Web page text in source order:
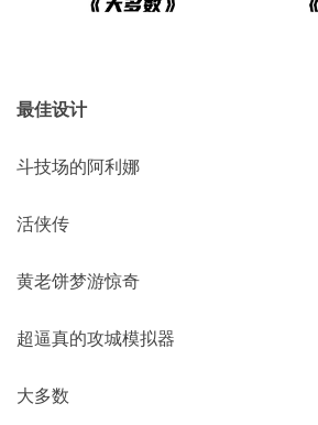
最佳设计
斗技场的阿利娜
活侠传
黄老饼梦游惊奇
超逼真的攻城模拟器
大多数